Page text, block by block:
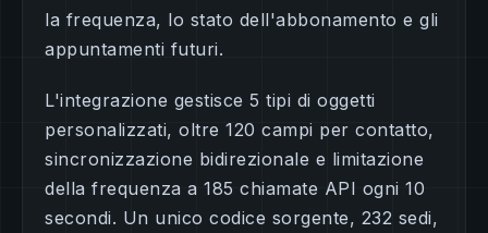
la frequenza, lo stato dell'abbonamento e gli
appuntamenti futuri.
L'integrazione gestisce 5 tipi di oggetti
personalizzati, oltre 120 campi per contatto,
sincronizzazione bidirezionale e limitazione
della frequenza a 185 chiamate API ogni 10
secondi. Un unico codice sorgente, 232 sedi,